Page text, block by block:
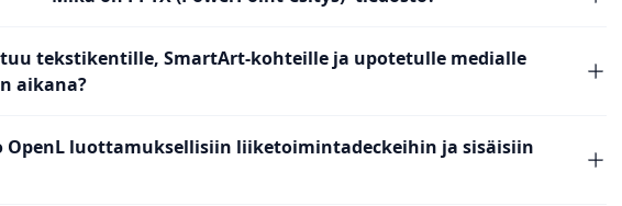
tekstikentille, SmartArt-kohteille ja upotetulle medialle
aikana?
OpenL luottamuksellisiin liiketoimintadeckeihin ja sisäisiin